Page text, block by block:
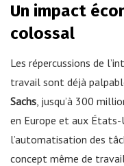
Un impact
colossal
Les répercussions de
travail sont déjà
Sachs , jusqu’à 300
en Europe et aux États-
l’automatisation des
concept même de